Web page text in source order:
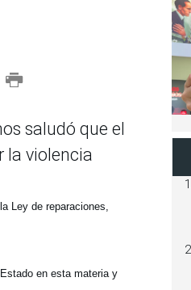
saludó que el
la violencia
Ley de reparaciones,
en esta materia y